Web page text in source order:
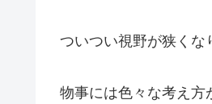
ついつい視野が狭くな
物事には色々な考え方